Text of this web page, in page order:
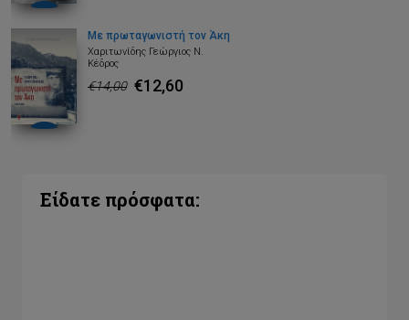
Με πρωταγωνιστή τον Άκη
Χαριτωνίδης Γεώργιος Ν.
Κέδρος
€14,00 €12,60
Είδατε πρόσφατα: